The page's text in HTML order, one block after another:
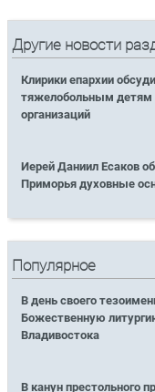
Другие новости
Клирики епархии
тяжелобольным детям
организаций
Иерей Даниил Есаков
Приморья духовные
Популярное
В день своего
Божественную
Владивостока
В канун престольного